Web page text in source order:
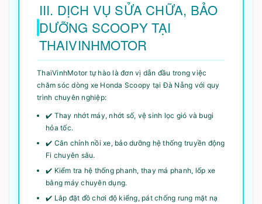
III. DỊCH VỤ SỬA CHỮA, BẢO
DƯỠNG SCOOPY TẠI
THAIVINHMOTOR
ThaiVinhMotor tự hào là đơn vị dẫn đầu trong việc
chăm sóc dòng xe Honda Scoopy tại Đà Nẵng với quy
trình chuyên nghiệp:
✔️ Thay nhớt máy, nhớt số, vệ sinh lọc gió và bugi
hỏa tốc.
✔️ Cân chỉnh nồi xe, bảo dưỡng hệ thống truyền động
Fi chuyên sâu.
✔️ Kiểm tra hệ thống phanh, thay má phanh, lốp xe
bằng máy chuyên dụng.
✔️ Lắp đặt đồ chơi độ kiểng, pát chống rung mặt nạ